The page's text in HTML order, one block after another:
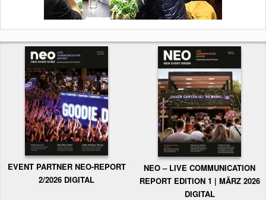
EVENT PARTNER NEO-REPORT
2/2026 DIGITAL
NEO – LIVE COMMUNICATION
REPORT EDITION 1 | MÄRZ 2026
DIGITAL